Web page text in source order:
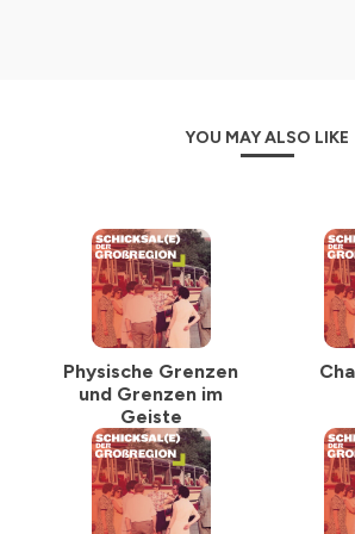
Milieu gauche © Vladimir Bessonov,
Hébergé par Ausha. Visitez
ausha.co/
confidentialitepour plus
YOU MAY ALSO LIKE
Physische Grenzen
und Grenzen im
Geiste